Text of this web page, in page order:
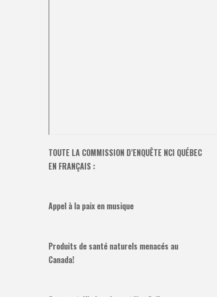
TOUTE LA COMMISSION D’ENQUÊTE NCI QUÉBEC
EN FRANÇAIS :
Appel à la paix en musique
Produits de santé naturels menacés au
Canada!